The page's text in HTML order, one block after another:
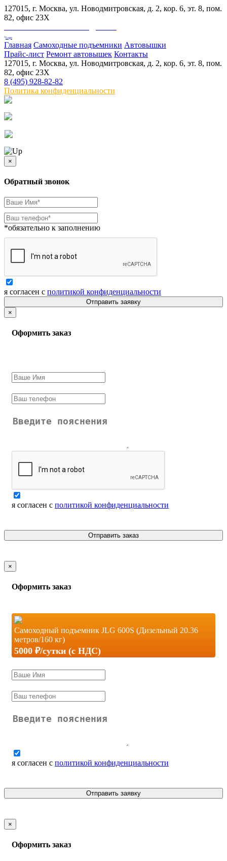
127015, г. Москва, ул. Новодмитровская, д. 2, кор. 6, эт. 8, пом.
82, офис 23Х
Главная Самоходные подъемники Автовышки
Прайс-лист Ремонт автовышек Контакты
127015, г. Москва, ул. Новодмитровская, д. 2, кор. 6, эт. 8, пом.
82, офис 23Х
8 (495) 928-82-82
Политика конфиденциальности
×
Обратный звонок
*обязательно к заполнению
я согласен с политикой конфиденциальности
Отправить заявку
×
Оформить заказ
я согласен с политикой конфиденциальности
Отправить заказ
×
Оформить заказ
Самоходный подъемник JLG 600S (Дизельный 20.36
метров/160 кг)
5000 ₽/сутки (c НДС)
я согласен с политикой конфиденциальности
Отправить заявку
×
Оформить заказ